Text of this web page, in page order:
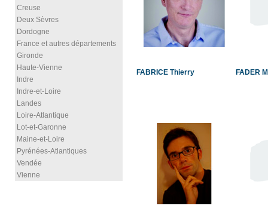
Creuse
Deux Sèvres
Dordogne
France et autres départements
Gironde
Haute-Vienne
Indre
Indre-et-Loire
Landes
Loire-Atlantique
Lot-et-Garonne
Maine-et-Loire
Pyrénées-Atlantiques
Vendée
Vienne
FABRICE Thierry FADER